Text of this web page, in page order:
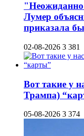
"Неожиданно
Лумер
приказала
02-08-2026 3 381
Вот такие у
Трампа)
05-08-2026 3 374